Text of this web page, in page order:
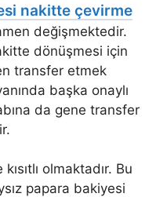
nakitte çevirme
değişmektedir.
dönüşmesi için
transfer etmek
başka onaylı
da gene transfer
olmaktadır. Bu
papara bakiyesi